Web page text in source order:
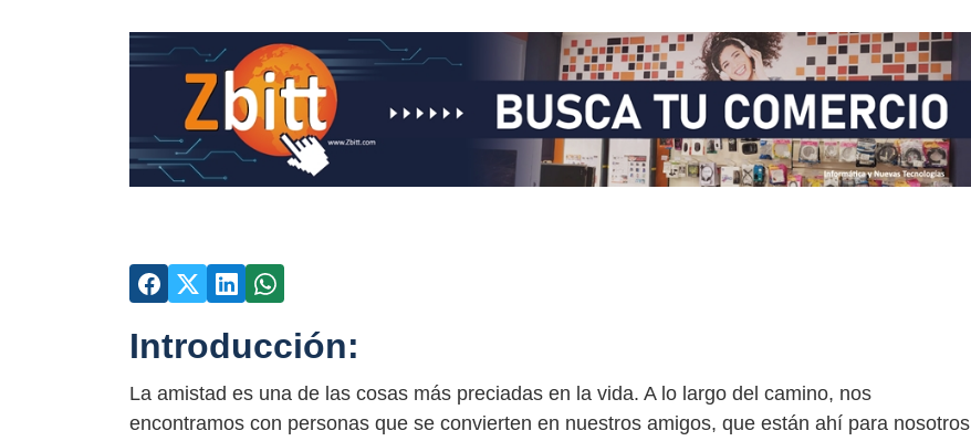
Introducción:
La amistad es una de las cosas más preciadas en la vida. A lo largo del camino, nos
encontramos con personas que se convierten en nuestros amigos, que están ahí para nosotros